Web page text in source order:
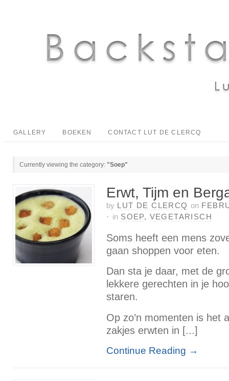
GALLERY BOEKEN CONTACT LUT DE CLERCQ
Currently viewing the category: "Soep"
Erwt, Tijm en
by LUT DE CLERCQ on
· in SOEP, VEGETARISCH
Soms heeft een mens
gaan shoppen voor eten.
Dan sta je daar, met de
lekkere gerechten in je
staren.
Op zo’n momenten is het
zakjes erwten in [...]
Continue Reading →